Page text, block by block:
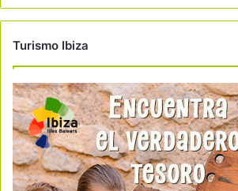
Turismo Ibiza